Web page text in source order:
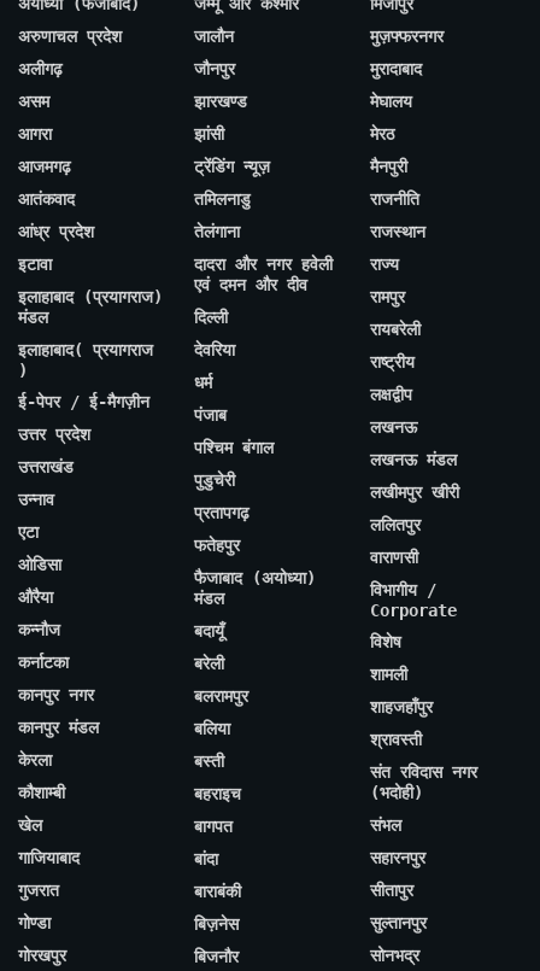
अरुणाचल प्रदेश
अलीगढ़
असम
आगरा
आजमगढ़
आतंकवाद
आंध्र प्रदेश
इटावा
इलाहाबाद (प्रयागराज)
मंडल
इलाहाबाद( प्रयागराज
)
ई-पेपर / ई-मैगज़ीन
उत्तर प्रदेश
उत्तराखंड
उन्नाव
एटा
ओडिसा
औरैया
कन्नौज
कर्नाटका
कानपुर नगर
कानपुर मंडल
केरला
कौशाम्बी
खेल
गाजियाबाद
गुजरात
गोण्डा
गोरखपुर
जालौन
जौनपुर
झारखण्ड
झांसी
ट्रेंडिंग न्यूज़
तमिलनाडु
तेलंगाना
दादरा और नगर हवेली
एवं दमन और दीव
दिल्ली
देवरिया
धर्म
पंजाब
पश्चिम बंगाल
पुडुचेरी
प्रतापगढ़
फतेहपुर
फैजाबाद (अयोध्या)
मंडल
बदायूँ
बरेली
बलरामपुर
बलिया
बस्ती
बहराइच
बागपत
बांदा
बाराबंकी
बिज़नेस
बिजनौर
मुज़फ्फरनगर
मुरादाबाद
मेघालय
मेरठ
मैनपुरी
राजनीति
राजस्थान
राज्य
रामपुर
रायबरेली
राष्ट्रीय
लक्षद्वीप
लखनऊ
लखनऊ मंडल
लखीमपुर खीरी
ललितपुर
वाराणसी
विभागीय /
Corporate
विशेष
शामली
शाहजहाँपुर
श्रावस्ती
संत रविदास नगर
(भदोही)
संभल
सहारनपुर
सीतापुर
सुल्तानपुर
सोनभद्र